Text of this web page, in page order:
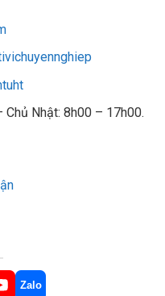
Nhật: 8h00 – 17h00.
Zalo